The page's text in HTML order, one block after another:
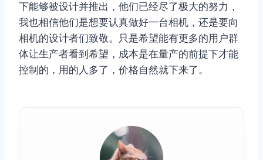
下能够被设计并推出，他们已经尽了极大的努力，
我也相信他们是想要认真做好一台相机，还是要向
相机的设计者们致敬。只是希望能有更多的用户群
体让生产者看到希望，成本是在量产的前提下才能
控制的，用的人多了，价格自然就下来了。